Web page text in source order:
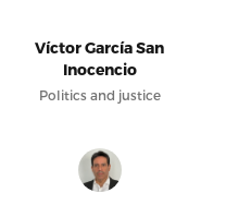
Víctor García San
Inocencio
Politics and justice